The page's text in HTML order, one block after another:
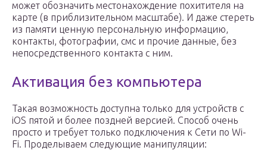
может обозначить местонахождение похитителя на
карте (в приблизительном масштабе). И даже стереть
из памяти ценную персональную информацию,
контакты, фотографии, смс и прочие данные, без
непосредственного контакта с ним.
Активация без компьютера
Такая возможность доступна только для устройств с
iOS пятой и более поздней версией. Способ очень
просто и требует только подключения к Сети по Wi-
Fi. Проделываем следующие манипуляции: